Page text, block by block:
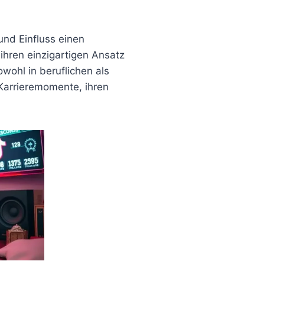
Einfluss einen
einzigartigen Ansatz
in beruflichen als
ihren